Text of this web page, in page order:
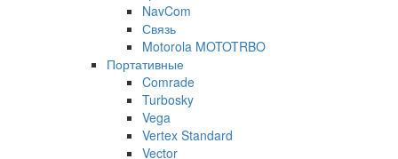
NavCom
Связь
Motorola MOTOTRBO
Портативные
Comrade
Turbosky
Vega
Vertex Standard
Vector